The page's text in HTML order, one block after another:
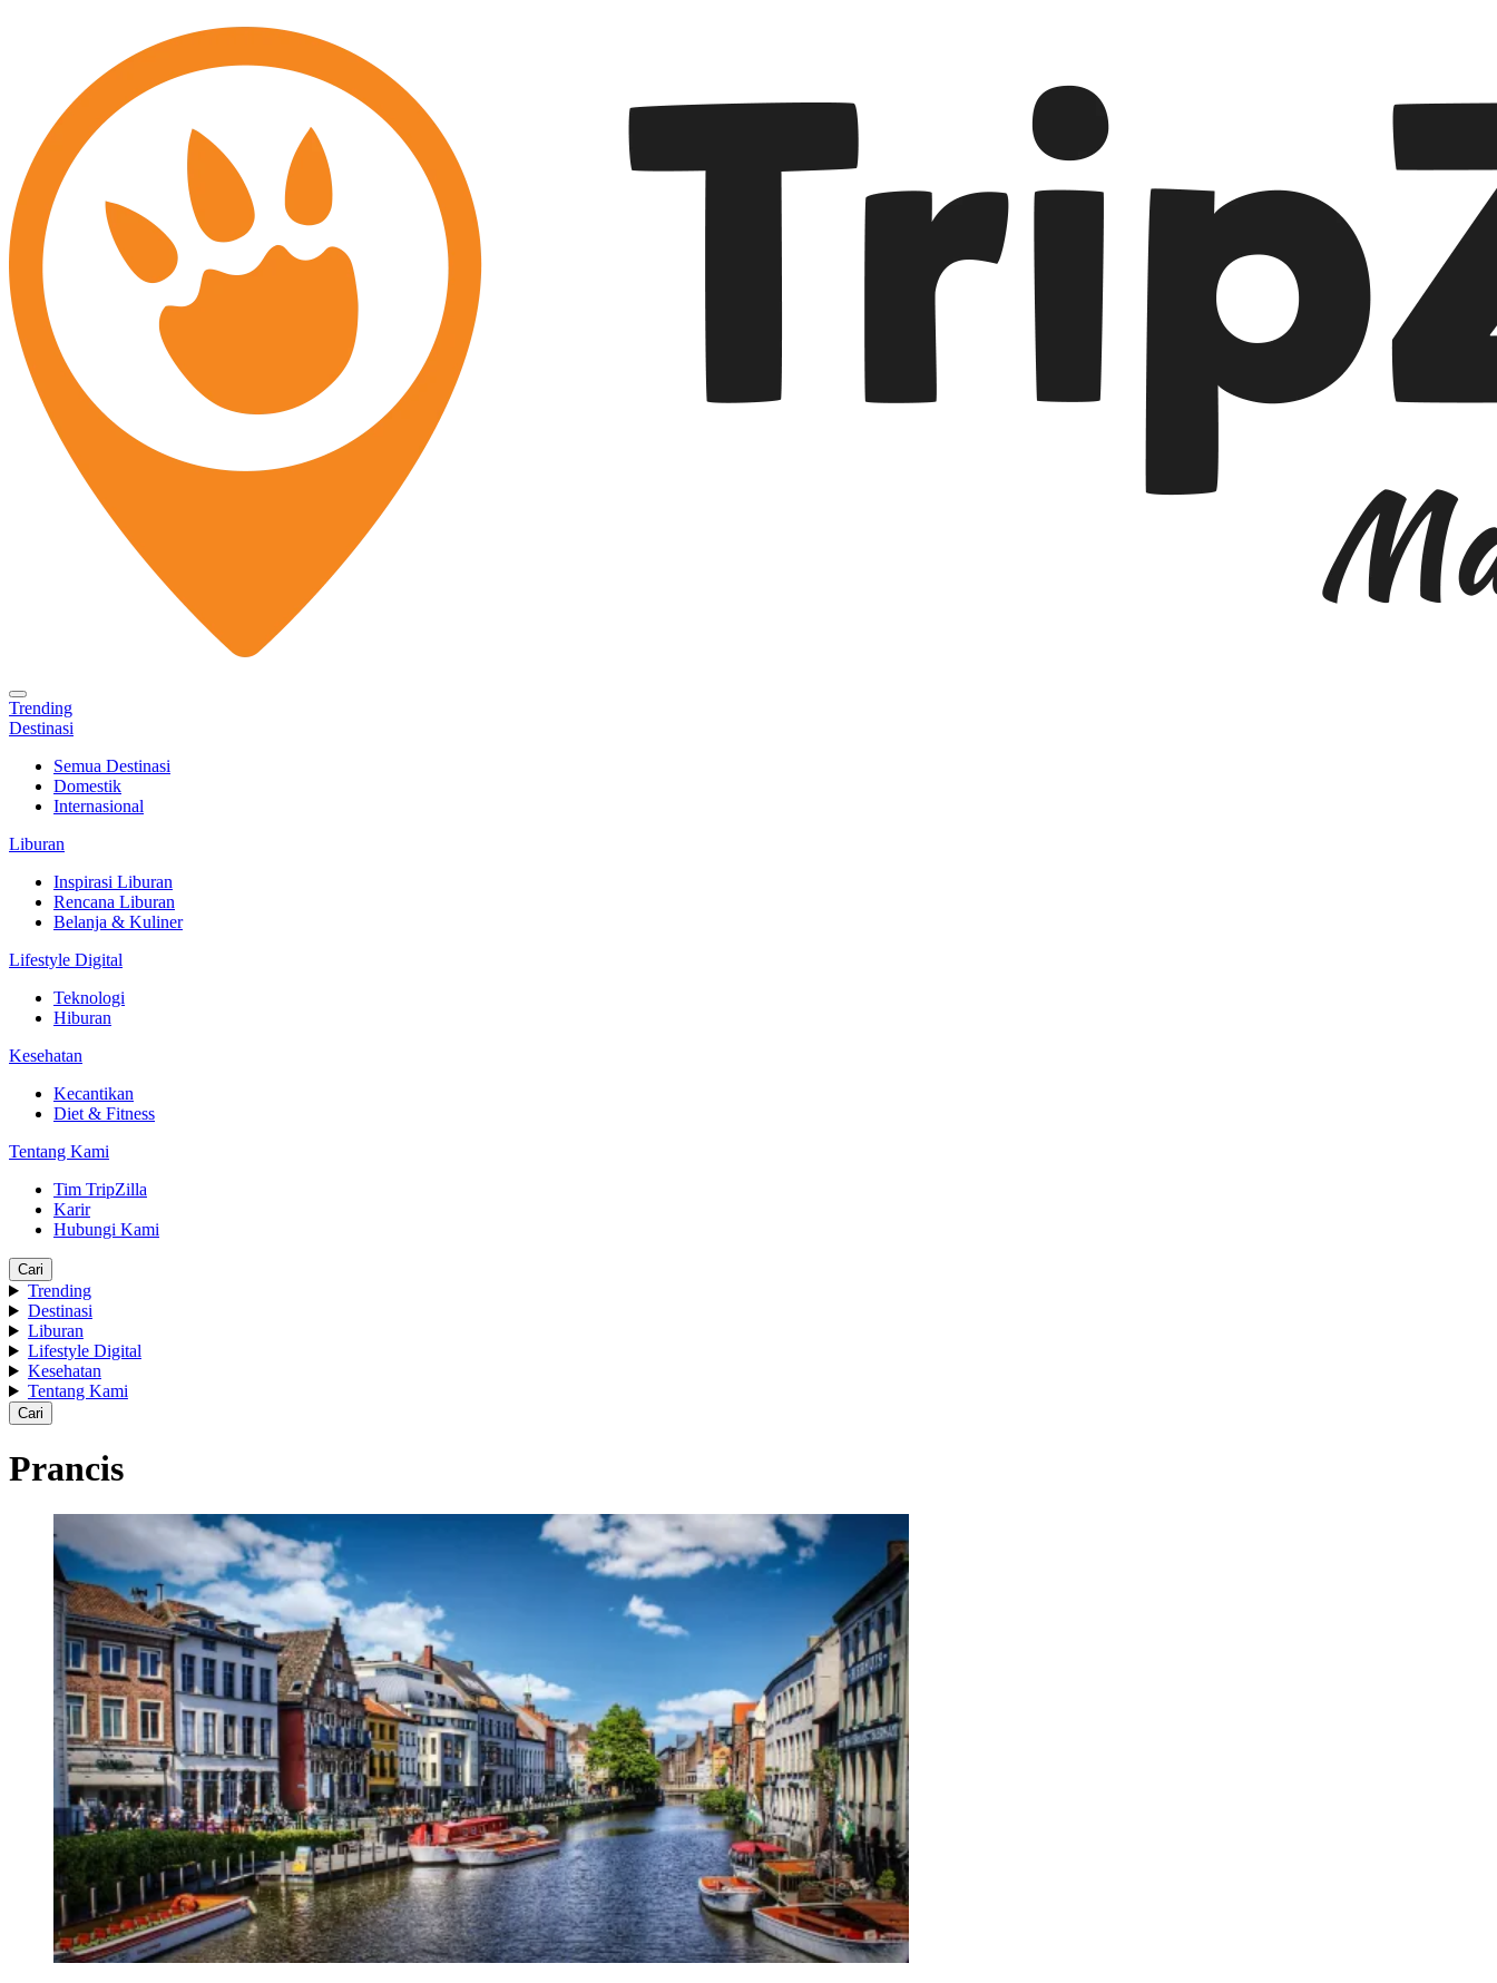
Trending
Destinasi
Semua Destinasi
Domestik
Internasional
Liburan
Inspirasi Liburan
Rencana Liburan
Belanja & Kuliner
Lifestyle Digital
Teknologi
Hiburan
Kesehatan
Kecantikan
Diet & Fitness
Tentang Kami
Tim TripZilla
Karir
Hubungi Kami
Cari
Trending
Destinasi
Liburan
Lifestyle Digital
Kesehatan
Tentang Kami
Cari
Prancis